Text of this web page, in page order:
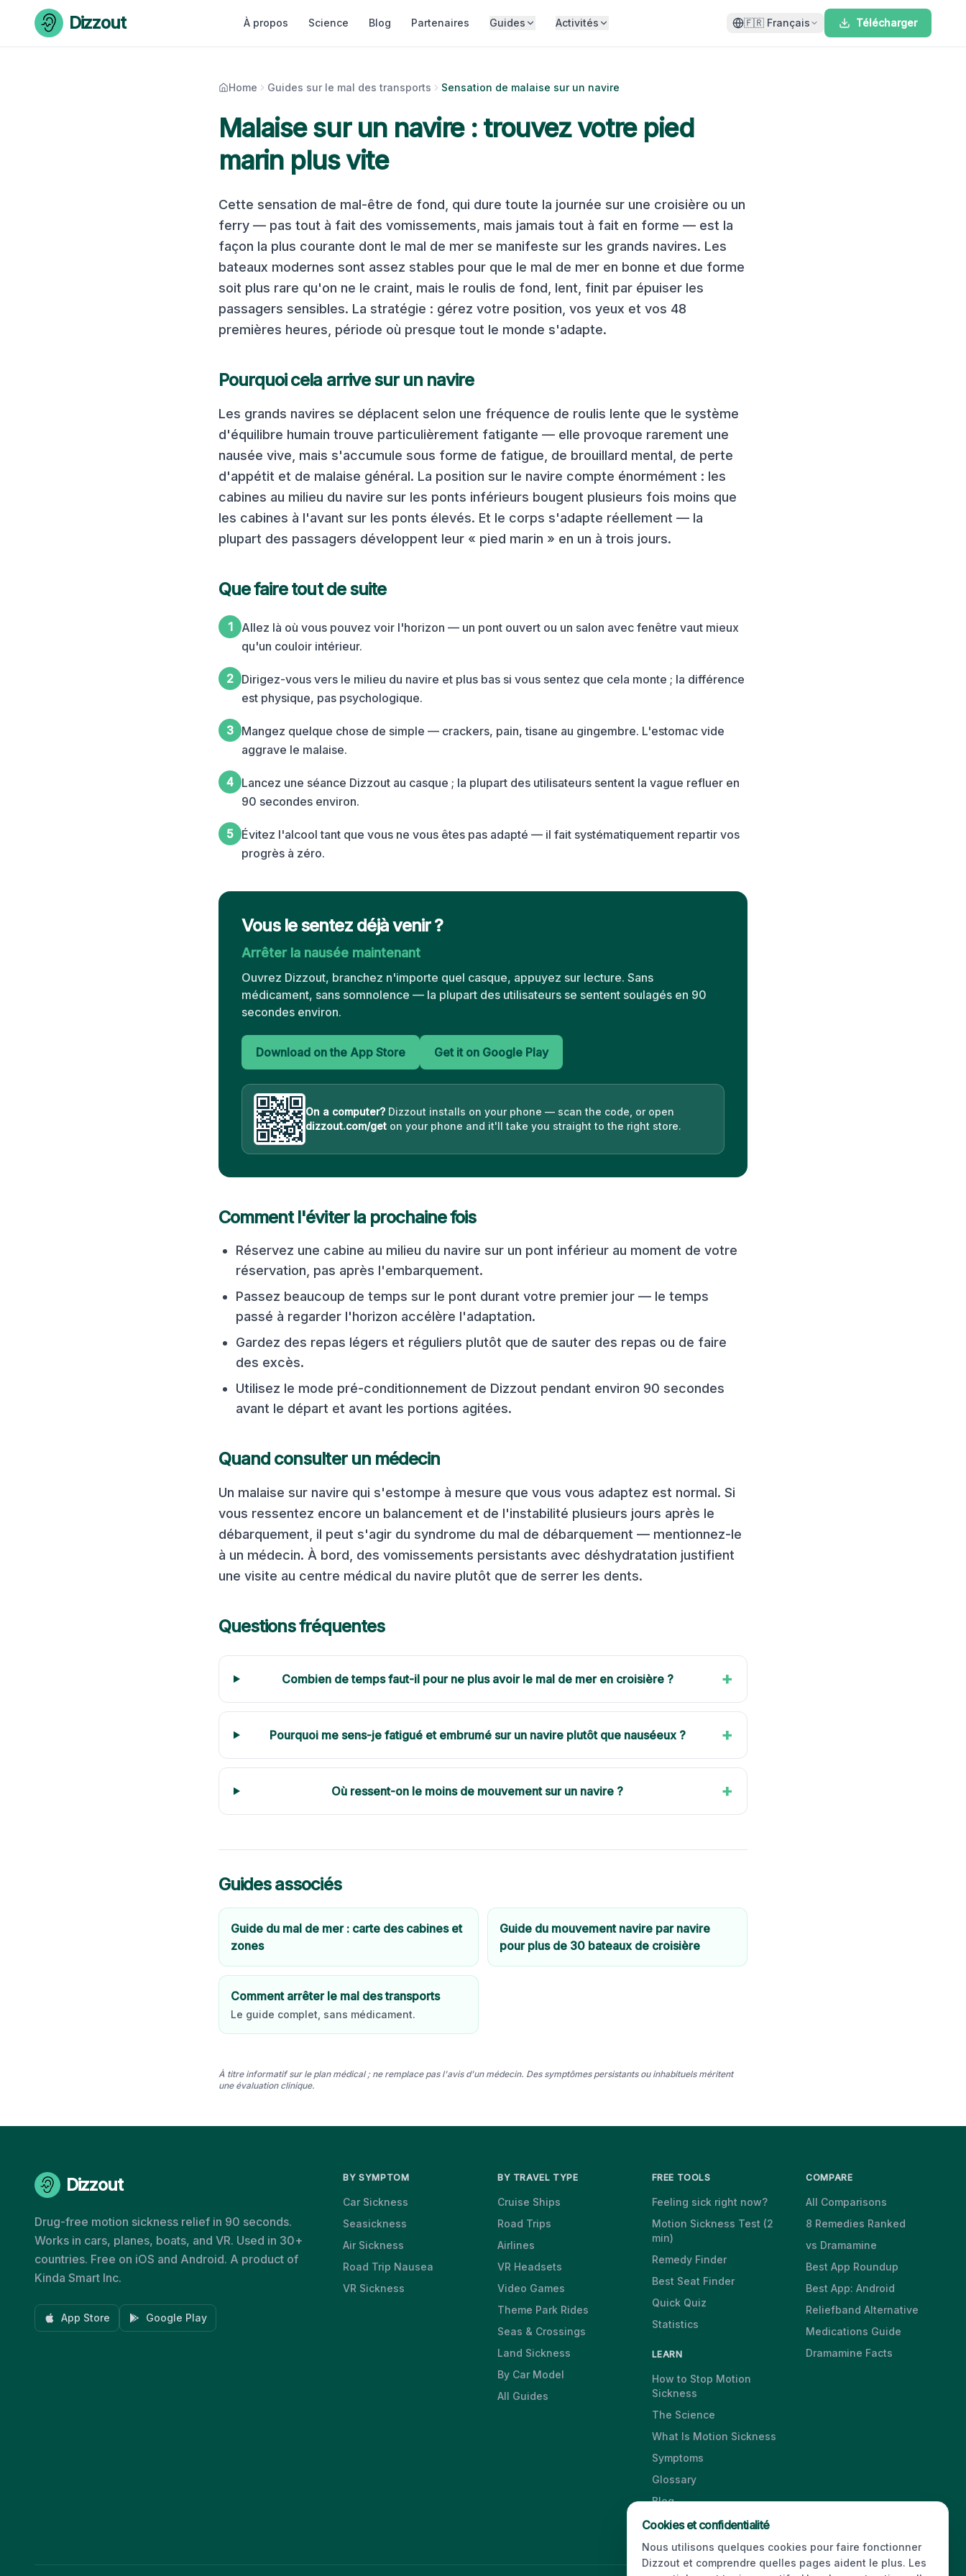
Skip to content
Dizzout À propos Science Blog Partenaires Guides Activités 🇫🇷 Français Télécharger
Home Guides sur le mal des transports Sensation de malaise sur un navire
Malaise sur un navire : trouvez votre pied
marin plus vite
Cette sensation de mal-être de fond, qui dure toute la journée sur une croisière ou un
ferry — pas tout à fait des vomissements, mais jamais tout à fait en forme — est la
façon la plus courante dont le mal de mer se manifeste sur les grands navires. Les
bateaux modernes sont assez stables pour que le mal de mer en bonne et due forme
soit plus rare qu'on ne le craint, mais le roulis de fond, lent, finit par épuiser les
passagers sensibles. La stratégie : gérez votre position, vos yeux et vos 48
premières heures, période où presque tout le monde s'adapte.
Pourquoi cela arrive sur un navire
Les grands navires se déplacent selon une fréquence de roulis lente que le système
d'équilibre humain trouve particulièrement fatigante — elle provoque rarement une
nausée vive, mais s'accumule sous forme de fatigue, de brouillard mental, de perte
d'appétit et de malaise général. La position sur le navire compte énormément : les
cabines au milieu du navire sur les ponts inférieurs bougent plusieurs fois moins que
les cabines à l'avant sur les ponts élevés. Et le corps s'adapte réellement — la
plupart des passagers développent leur « pied marin » en un à trois jours.
Que faire tout de suite
1
Allez là où vous pouvez voir l'horizon — un pont ouvert ou un salon avec fenêtre vaut mieux
qu'un couloir intérieur.
2 Dirigez-vous vers le milieu du navire et plus bas si vous sentez que cela monte ; la différence
est physique, pas psychologique.
3 Mangez quelque chose de simple — crackers, pain, tisane au gingembre. L'estomac vide
aggrave le malaise.
4 Lancez une séance Dizzout au casque ; la plupart des utilisateurs sentent la vague refluer en
90 secondes environ.
5 Évitez l'alcool tant que vous ne vous êtes pas adapté — il fait systématiquement repartir vos
progrès à zéro.
Vous le sentez déjà venir ?
Arrêter la nausée maintenant
Ouvrez Dizzout, branchez n'importe quel casque, appuyez sur lecture. Sans
médicament, sans somnolence — la plupart des utilisateurs se sentent soulagés en 90
secondes environ.
Download on the App Store Get it on Google Play
On a computer? Dizzout installs on your phone — scan the code, or open
dizzout.com/get on your phone and it'll take you straight to the right store.
Comment l'éviter la prochaine fois
Réservez une cabine au milieu du navire sur un pont inférieur au moment de votre
réservation, pas après l'embarquement.
Passez beaucoup de temps sur le pont durant votre premier jour — le temps
passé à regarder l'horizon accélère l'adaptation.
Gardez des repas légers et réguliers plutôt que de sauter des repas ou de faire
des excès.
Utilisez le mode pré-conditionnement de Dizzout pendant environ 90 secondes
avant le départ et avant les portions agitées.
Quand consulter un médecin
Un malaise sur navire qui s'estompe à mesure que vous vous adaptez est normal. Si
vous ressentez encore un balancement et de l'instabilité plusieurs jours après le
débarquement, il peut s'agir du syndrome du mal de débarquement — mentionnez-le
à un médecin. À bord, des vomissements persistants avec déshydratation justifient
une visite au centre médical du navire plutôt que de serrer les dents.
Questions fréquentes
Combien de temps faut-il pour ne plus avoir le mal de mer en croisière ? +
Pourquoi me sens-je fatigué et embrumé sur un navire plutôt que nauséeux ? +
Où ressent-on le moins de mouvement sur un navire ? +
Guides associés
Guide du mal de mer : carte des cabines et
zones
Guide du mouvement navire par navire
pour plus de 30 bateaux de croisière
Comment arrêter le mal des transports
Le guide complet, sans médicament.
À titre informatif sur le plan médical ; ne remplace pas l'avis d'un médecin. Des symptômes persistants ou inhabituels méritent
une évaluation clinique.
Dizzout
Drug-free motion sickness relief in 90 seconds.
Works in cars, planes, boats, and VR. Used in 30+
countries. Free on iOS and Android. A product of
Kinda Smart Inc.
App Store Google Play
BY SYMPTOM
Car Sickness
Seasickness
Air Sickness
Road Trip Nausea
VR Sickness
BY TRAVEL TYPE
Cruise Ships
Road Trips
Airlines
VR Headsets
Video Games
Theme Park Rides
Seas & Crossings
Land Sickness
By Car Model
All Guides
FREE TOOLS
Feeling sick right now?
Motion Sickness Test (2
min)
Remedy Finder
Best Seat Finder
Quick Quiz
Statistics
LEARN
How to Stop Motion
Sickness
The Science
What Is Motion Sickness
Symptoms
Glossary
Blog
Videos
COMPARE
All Comparisons
8 Remedies Ranked
vs Dramamine
Best App Roundup
Best App: Android
Reliefband Alternative
Medications Guide
Dramamine Facts
Cookies et confidentialité
Nous utilisons quelques cookies pour faire fonctionner
Dizzout et comprendre quelles pages aident le plus. Les